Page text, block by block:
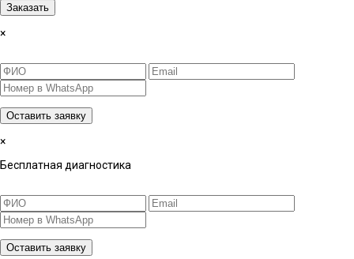
Заказать
×
Оставить заявку
×
Бесплатная диагностика
Оставить заявку